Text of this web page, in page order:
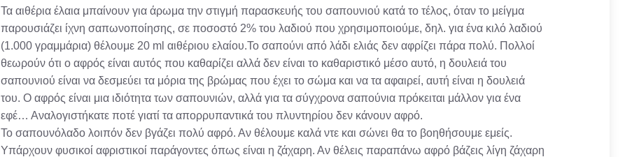
Τα αιθέρια έλαια μπαίνουν για άρωμα την στιγμή παρασκευής του σαπουνιού κατά το τέλος, όταν το μείγμα
παρουσιάζει ίχνη σαπωνοποίησης, σε ποσοστό 2% του λαδιού που χρησιμοποιούμε, δηλ. για ένα κιλό λαδιού
(1.000 γραμμάρια) θέλουμε 20 ml αιθέριου ελαίου.Το σαπούνι από λάδι ελιάς δεν αφρίζει πάρα πολύ. Πολλοί
θεωρούν ότι ο αφρός είναι αυτός που καθαρίζει αλλά δεν είναι το καθαριστικό μέσο αυτό, η δουλειά του
σαπουνιού είναι να δεσμεύει τα μόρια της βρώμας που έχει το σώμα και να τα αφαιρεί, αυτή είναι η δουλειά
του. Ο αφρός είναι μια ιδιότητα των σαπουνιών, αλλά για τα σύγχρονα σαπούνια πρόκειται μάλλον για ένα
εφέ… Αναλογιστήκατε ποτέ γιατί τα απορρυπαντικά του πλυντηρίου δεν κάνουν αφρό.
Το σαπουνόλαδο λοιπόν δεν βγάζει πολύ αφρό. Αν θέλουμε καλά ντε και σώνει θα το βοηθήσουμε εμείς.
Υπάρχουν φυσικοί αφριστικοί παράγοντες όπως είναι η ζάχαρη. Αν θέλεις παραπάνω αφρό βάζεις λίγη ζάχαρη